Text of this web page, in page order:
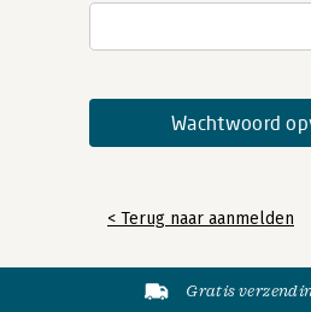
< Terug naar aanmelden
Gratis